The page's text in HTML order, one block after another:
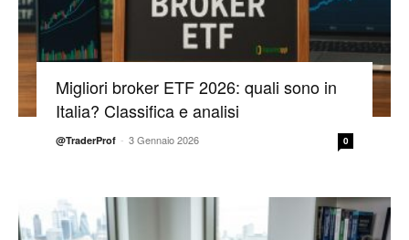
Migliori broker ETF 2026: quali sono in
Italia? Classifica e analisi
@TraderProf - 3 Gennaio 2026 0